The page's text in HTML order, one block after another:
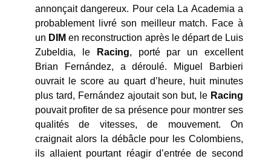
annonçait dangereux. Pour cela La Academia a
probablement livré son meilleur match. Face à
un DIM en reconstruction après le départ de Luis
Zubeldia, le
Racing, porté par un excellent
Brian Fernández, a déroulé. Miguel Barbieri
ouvrait le score au quart d’heure, huit minutes
plus tard, Fernández ajoutait son but, le Racing
pouvait profiter de sa présence pour montrer ses
qualités de vitesses, de mouvement. On
craignait alors la débâcle pour les Colombiens,
ils allaient pourtant réagir d’entrée de second